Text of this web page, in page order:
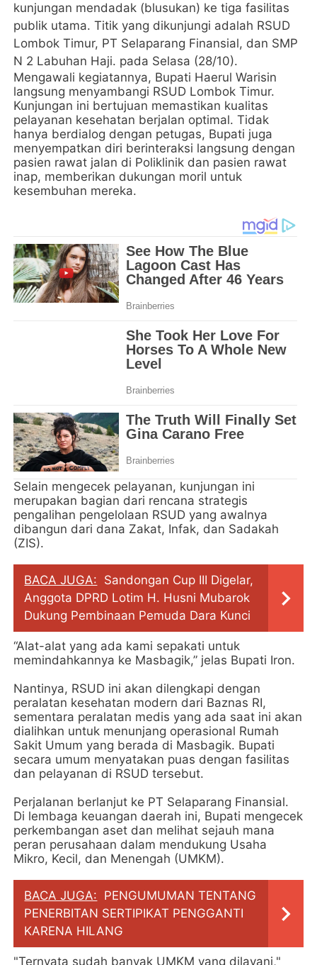
kunjungan mendadak (blusukan) ke tiga fasilitas
publik utama. Titik yang dikunjungi adalah RSUD
Lombok Timur, PT Selaparang Finansial, dan SMP
N 2 Labuhan Haji. pada Selasa (28/10).
Mengawali kegiatannya, Bupati Haerul Warisin
langsung menyambangi RSUD Lombok Timur.
Kunjungan ini bertujuan memastikan kualitas
pelayanan kesehatan berjalan optimal. Tidak
hanya berdialog dengan petugas, Bupati juga
menyempatkan diri berinteraksi langsung dengan
pasien rawat jalan di Poliklinik dan pasien rawat
inap, memberikan dukungan moril untuk
kesembuhan mereka.
Selain mengecek pelayanan, kunjungan ini
merupakan bagian dari rencana strategis
pengalihan pengelolaan RSUD yang awalnya
dibangun dari dana Zakat, Infak, dan Sadakah
(ZIS).
BACA JUGA: Sandongan Cup III Digelar,
Anggota DPRD Lotim H. Husni Mubarok
Dukung Pembinaan Pemuda Dara Kunci
“Alat-alat yang ada kami sepakati untuk
memindahkannya ke Masbagik,” jelas Bupati Iron.
Nantinya, RSUD ini akan dilengkapi dengan
peralatan kesehatan modern dari Baznas RI,
sementara peralatan medis yang ada saat ini akan
dialihkan untuk menunjang operasional Rumah
Sakit Umum yang berada di Masbagik. Bupati
secara umum menyatakan puas dengan fasilitas
dan pelayanan di RSUD tersebut.
Perjalanan berlanjut ke PT Selaparang Finansial.
Di lembaga keuangan daerah ini, Bupati mengecek
perkembangan aset dan melihat sejauh mana
peran perusahaan dalam mendukung Usaha
Mikro, Kecil, dan Menengah (UMKM).
BACA JUGA: PENGUMUMAN TENTANG
PENERBITAN SERTIPIKAT PENGGANTI
KARENA HILANG
"Ternyata sudah banyak UMKM yang dilayani,"